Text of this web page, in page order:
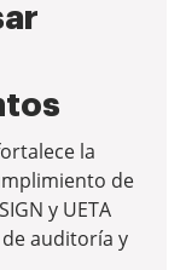
la
de
y UETA
auditoría y